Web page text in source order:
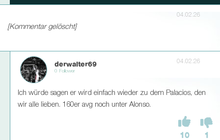
04.02.26
[Kommentar gelöscht]
derwalter69
0 Follower
04.02.26
Ich würde sagen er wird einfach wieder zu dem Palacios, den
wir alle lieben. 160er avg noch unter Alonso.
10 1